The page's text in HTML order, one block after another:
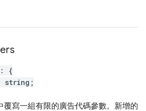
:
{
string ;
覆寫一組有限的廣告代碼參數。新增的